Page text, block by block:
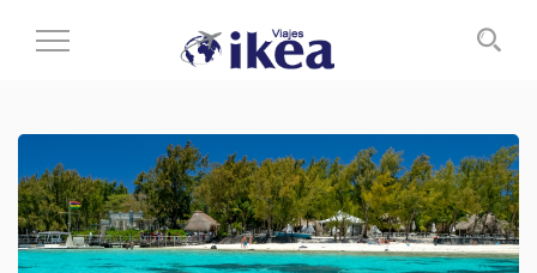
Cambiar
navegación